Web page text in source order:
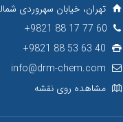
تهران، خیابان سهروردی
60 77 17 88 9821+
40 63 53 88 9821+
info@drm-chem.com
مشاهده روی نقشه